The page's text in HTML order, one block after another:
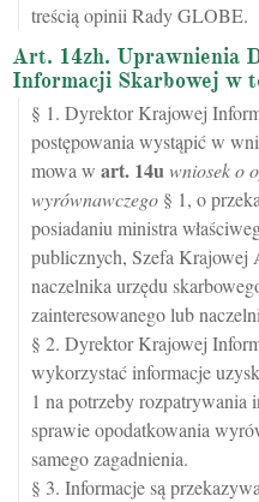
treścią opinii Rady GLOBE.
Art. 14zh. Uprawnienia
Informacji Skarbowej w
§ 1. Dyrektor Krajowej
postępowania wystąpić w
mowa w art. 14uwniosek o
wyrównawczego § 1, o
posiadaniu ministra
publicznych, Szefa Krajowej
naczelnika urzędu
zainteresowanego lub
§ 2. Dyrektor Krajowej
wykorzystać informacje
1 na potrzeby
sprawie opodatkowania
samego zagadnienia.
§ 3. Informacje są